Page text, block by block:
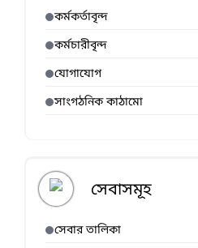
কর্মকর্তাবৃন্দ
কর্মচারীবৃন্দ
যোগাযোগ
সাংগঠনিক কাঠামো
সেবাসমূহ
সেবার তালিকা